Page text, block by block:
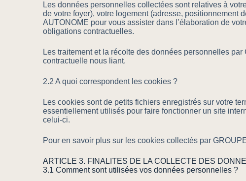
Les données personnelles collectées sont relatives à
de votre foyer), votre logement (adresse, positionnement
AUTONOME pour vous assister dans l’élaboration de
obligations contractuelles.
Les traitement et la récolte des données personnelles
contractuelle nous liant.
2.2 A quoi correspondent les cookies ?
Les cookies sont de petits fichiers enregistrés sur votre
essentiellement utilisés pour faire fonctionner un site
celui-ci.
Pour en savoir plus sur les cookies collectés par
ARTICLE 3. FINALITES DE LA COLLECTE DES
3.1 Comment sont utilisées vos données personnelles ?